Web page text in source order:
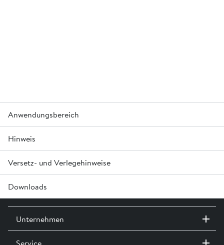
Anwendungsbereich
Für den Einsatz als dezentraler Strassenablauf.
Für den Rückhalt von Schwermetall und GUS (gesamte
Hinweis
Der Einlauf kann auf Bestellung auch seitlich ausgeführt
werden.
Versetz- und Verlegehinweise
Aus Wartungsgründen dürfen die Einstiegsöffnungen
maximal um 30 cm aufgesetzt werden.
Downloads
Technische Dokumentation friwa®-3P Hydrosysteme »
Planungsgrundlagen Wasserbehandlung friwa®»
Unternehmen